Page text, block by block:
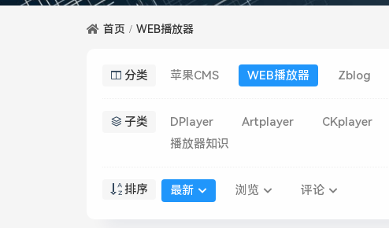
首页 WEB播放器
分类 苹果CMS WEB播放器 Zblog
子类 DPlayer Artplayer CKplayer
播放器知识
排序 最新 浏览 评论